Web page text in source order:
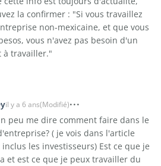
la confirmer : "Si vous travaillez
non-mexicaine, et que vous
vous n'avez pas besoin d'un
à travailler."
il y a 6 ans(Modifié)
peu me dire comment faire dans le
( je vois dans l'article
les investisseurs) Est ce que je
et est ce que je peux travailler du